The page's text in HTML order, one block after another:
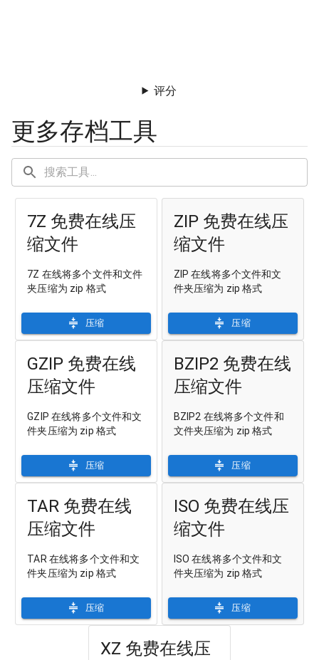
评分
更多存档工具
7Z 免费在线压
缩文件
7Z 在线将多个文件和文件
夹压缩为 zip 格式
压缩
ZIP 免费在线压
缩文件
ZIP 在线将多个文件和文
件夹压缩为 zip 格式
压缩
GZIP 免费在线
压缩文件
GZIP 在线将多个文件和文
件夹压缩为 zip 格式
压缩
BZIP2 免费在线
压缩文件
BZIP2 在线将多个文件和
文件夹压缩为 zip 格式
压缩
TAR 免费在线
压缩文件
TAR 在线将多个文件和文
件夹压缩为 zip 格式
压缩
ISO 免费在线压
缩文件
ISO 在线将多个文件和文
件夹压缩为 zip 格式
压缩
XZ 免费在线压